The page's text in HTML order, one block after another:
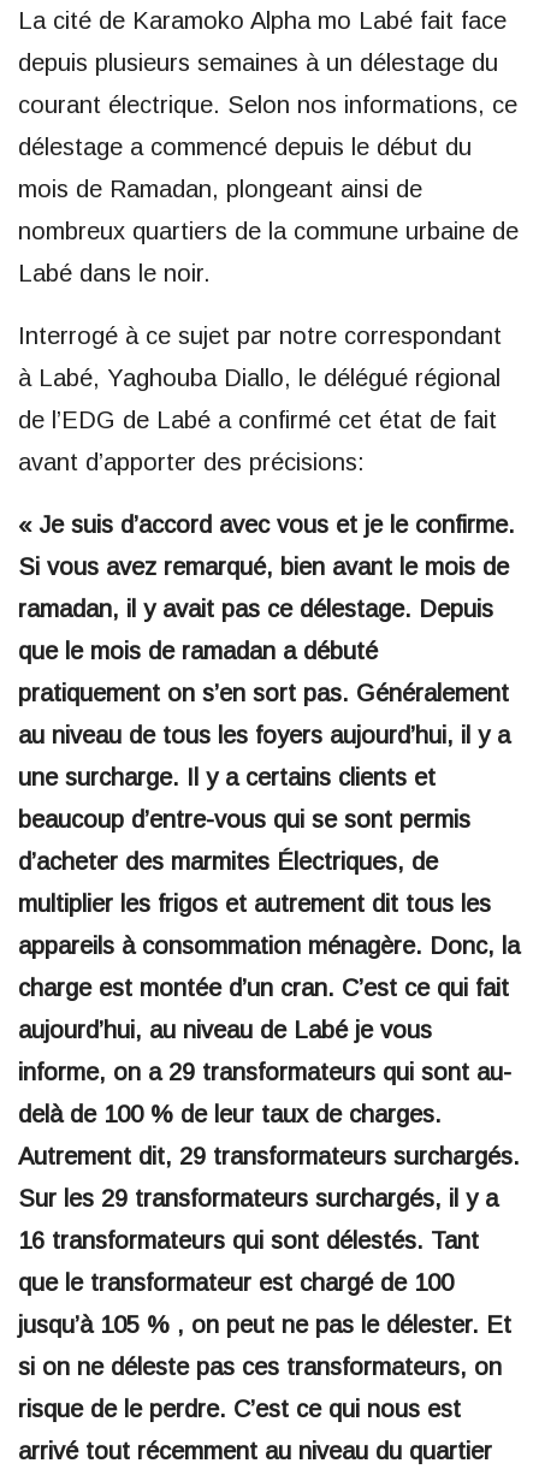
La cité de Karamoko Alpha mo Labé fait face
depuis plusieurs semaines à un délestage du
courant électrique. Selon nos informations, ce
délestage a commencé depuis le début du
mois de Ramadan, plongeant ainsi de
nombreux quartiers de la commune urbaine de
Labé dans le noir.
Interrogé à ce sujet par notre correspondant
à Labé, Yaghouba Diallo, le délégué régional
de l’EDG de Labé a confirmé cet état de fait
avant d’apporter des précisions:
« Je suis d’accord avec vous et je le confirme.
Si vous avez remarqué, bien avant le mois de
ramadan, il y avait pas ce délestage. Depuis
que le mois de ramadan a débuté
pratiquement on s’en sort pas. Généralement
au niveau de tous les foyers aujourd’hui, il y a
une surcharge. Il y a certains clients et
beaucoup d’entre-vous qui se sont permis
d’acheter des marmites Électriques, de
multiplier les frigos et autrement dit tous les
appareils à consommation ménagère. Donc, la
charge est montée d’un cran. C’est ce qui fait
aujourd’hui, au niveau de Labé je vous
informe, on a 29 transformateurs qui sont au-
delà de 100 % de leur taux de charges.
Autrement dit, 29 transformateurs surchargés.
Sur les 29 transformateurs surchargés, il y a
16 transformateurs qui sont délestés. Tant
que le transformateur est chargé de 100
jusqu’à 105 % , on peut ne pas le délester. Et
si on ne déleste pas ces transformateurs, on
risque de le perdre. C’est ce qui nous est
arrivé tout récemment au niveau du quartier